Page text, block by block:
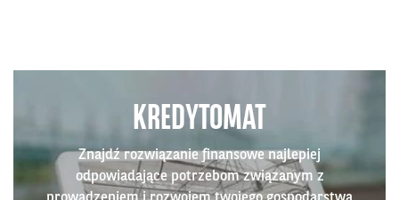
KREDYTOMAT
Znajdź rozwiązanie finansowe najlepiej
odpowiadające potrzebom związanym z